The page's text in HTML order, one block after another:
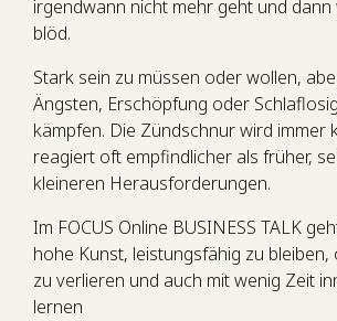
irgendwann nicht mehr geht und dann
blöd.
Stark sein zu müssen oder wollen,
Ängsten, Erschöpfung oder
kämpfen. Die Zündschnur wird immer
reagiert oft empfindlicher als früher,
kleineren Herausforderungen.
Im FOCUS Online BUSINESS TALK
hohe Kunst, leistungsfähig zu
zu verlieren und auch mit wenig Zeit
lernen